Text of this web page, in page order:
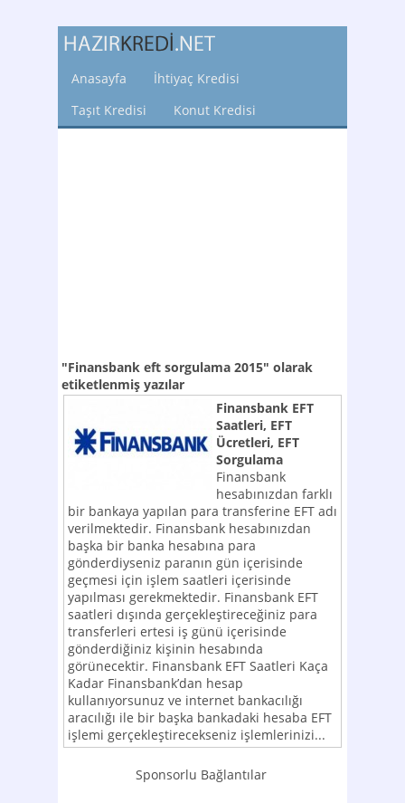
Anasayfa
İhtiyaç Kredisi
Taşıt Kredisi
Konut Kredisi
"Finansbank eft sorgulama 2015" olarak
etiketlenmiş yazılar
Finansbank EFT
Saatleri, EFT
Ücretleri, EFT
Sorgulama
Finansbank
hesabınızdan farklı
bir bankaya yapılan para transferine EFT adı
verilmektedir. Finansbank hesabınızdan
başka bir banka hesabına para
gönderdiyseniz paranın gün içerisinde
geçmesi için işlem saatleri içerisinde
yapılması gerekmektedir. Finansbank EFT
saatleri dışında gerçekleştireceğiniz para
transferleri ertesi iş günü içerisinde
gönderdiğiniz kişinin hesabında
görünecektir. Finansbank EFT Saatleri Kaça
Kadar Finansbank’dan hesap
kullanıyorsunuz ve internet bankacılığı
aracılığı ile bir başka bankadaki hesaba EFT
işlemi gerçekleştirecekseniz işlemlerinizi...
Sponsorlu Bağlantılar